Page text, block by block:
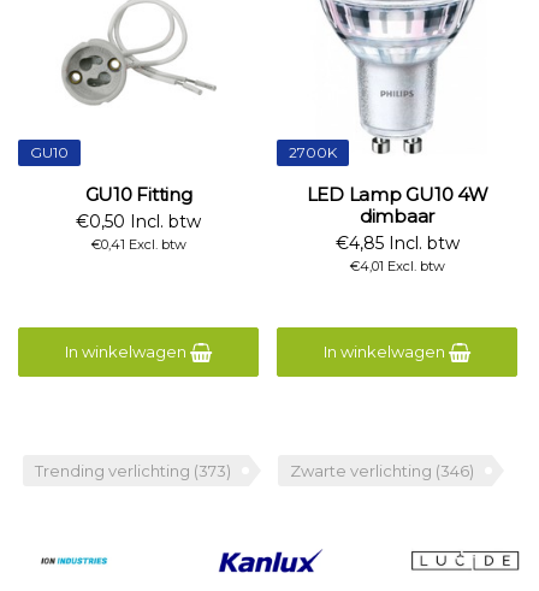
GU10
GU10 Fitting
€0,50 Incl. btw
€0,41 Excl. btw
In winkelwagen
2700K
LED Lamp GU10 4W
dimbaar
€4,85 Incl. btw
€4,01 Excl. btw
In winkelwagen
Trending verlichting (373) Zwarte verlichting (346)